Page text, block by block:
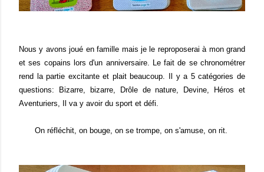
Nous y avons joué en famille mais je le reproposerai à mon grand
et ses copains lors d'un anniversaire. Le fait de se chronométrer
rend la partie excitante et plait beaucoup. Il y a 5 catégories de
questions: Bizarre, bizarre, Drôle de nature, Devine, Héros et
Aventuriers, Il va y avoir du sport et défi.
On réfléchit, on bouge, on se trompe, on s'amuse, on rit.